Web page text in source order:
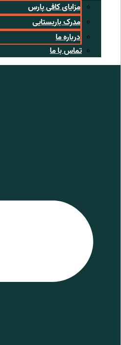
مزایای کافی پارس
مدرک باریستایی
درباره ما
تماس با ما